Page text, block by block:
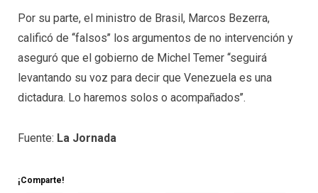
Por su parte, el ministro de Brasil, Marcos Bezerra,
calificó de ‘‘falsos’’ los argumentos de no intervención y
aseguró que el gobierno de Michel Temer ‘‘seguirá
levantando su voz para decir que Venezuela es una
dictadura. Lo haremos solos o acompañados’’.
Fuente: La Jornada
¡Comparte!